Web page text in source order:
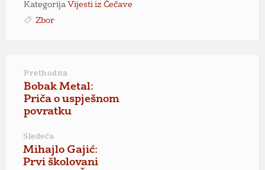
Kategorija Vijesti iz Čečave
Zbor
Prethodna
Bobak Metal:
Priča o uspješnom
povratku
Sledeća
Mihajlo Gajić:
Prvi školovani